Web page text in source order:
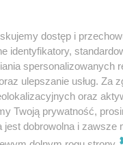
dostęp i
identyfikatory,
spersonalizowanych
ulepszanie usług. Za
oraz
Twoją prywatność,
jest dobrowolna i zawsze